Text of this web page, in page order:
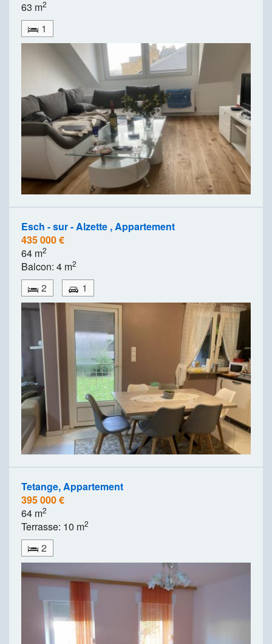
63 m2
1
Esch - sur - Alzette , Appartement
435 000 €
64 m2
Balcon: 4 m2
2 1
Tetange, Appartement
395 000 €
64 m2
Terrasse: 10 m2
2